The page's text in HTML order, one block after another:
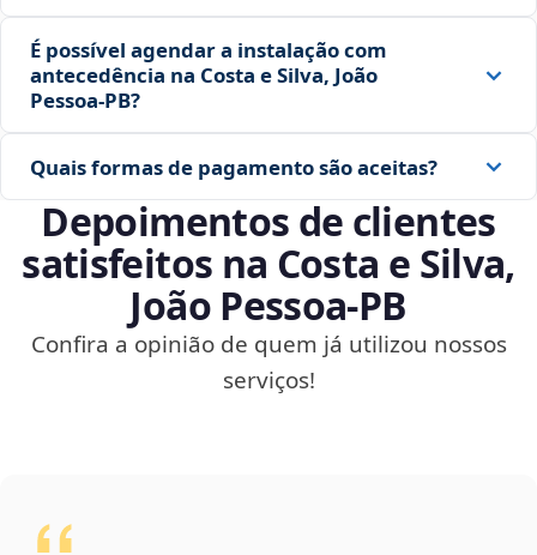
É possível agendar a instalação com
antecedência na Costa e Silva, João
Pessoa‑PB?
Quais formas de pagamento são aceitas?
Depoimentos de clientes
satisfeitos na Costa e Silva,
João Pessoa‑PB
Confira a opinião de quem já utilizou nossos
serviços!